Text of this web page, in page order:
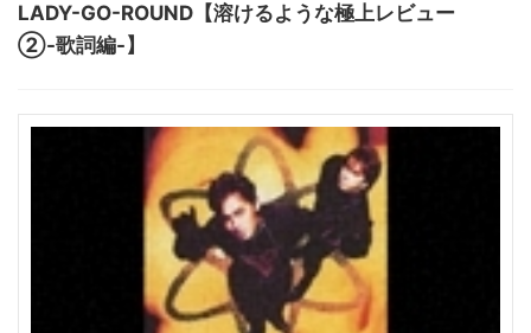
LADY-GO-ROUND【溶けるような極上レビュー
②-歌詞編-】